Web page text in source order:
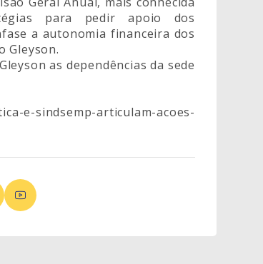
para pedir apoio dos
a autonomia financeira dos
Gleyson.
as dependências da sede
e-sindsemp-articulam-acoes-